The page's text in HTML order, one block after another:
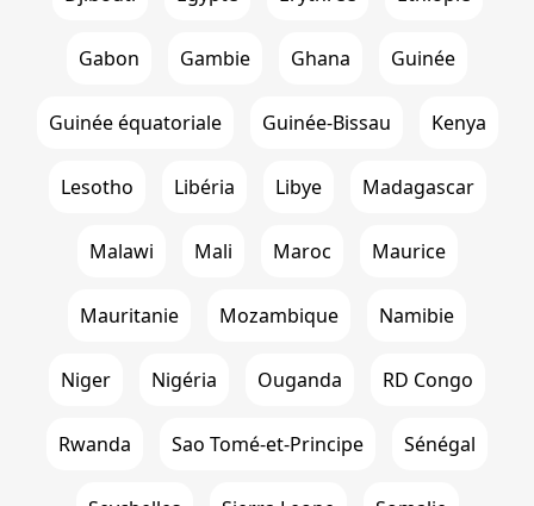
Gabon Gambie Ghana Guinée
Guinée équatoriale Guinée-Bissau Kenya
Lesotho Libéria Libye Madagascar
Malawi Mali Maroc Maurice
Mauritanie Mozambique Namibie
Niger Nigéria Ouganda RD Congo
Rwanda Sao Tomé-et-Principe Sénégal